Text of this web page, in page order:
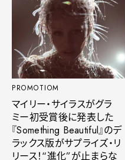
PROMOTIOM
マイリー・サイラスがグラ
ミー初受賞後に発表した
『Something Beautiful』のデ
ラックス版がサプライズ・リ
リース！“進化”が止まらな